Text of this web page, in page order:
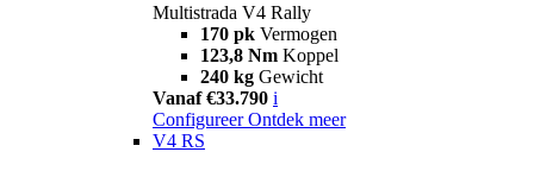
Multistrada V4 Rally
170 pk Vermogen
123,8 Nm Koppel
240 kg Gewicht
Vanaf €33.790 i
Configureer Ontdek meer
V4 RS